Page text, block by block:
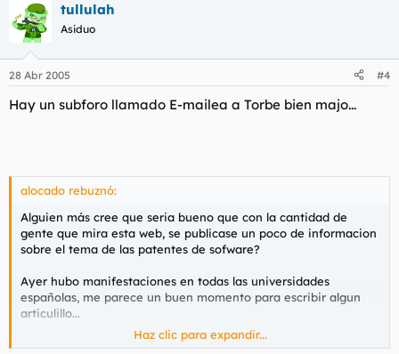
tullulah
Asiduo
28 Abr 2005 #4
Hay un subforo llamado E-mailea a Torbe bien majo...
alocado rebuznó:
Alguien más cree que seria bueno que con la cantidad de
gente que mira esta web, se publicase un poco de informacion
sobre el tema de las patentes de sofware?
Ayer hubo manifestaciones en todas las universidades
españolas, me parece un buen momento para escribir algun
articulillo...
K te parece torbe?
Haz clic para expandir...